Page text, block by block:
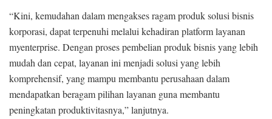
“Kini, kemudahan dalam mengakses ragam produk solusi bisnis
korporasi, dapat terpenuhi melalui kehadiran platform layanan
myenterprise. Dengan proses pembelian produk bisnis yang lebih
mudah dan cepat, layanan ini menjadi solusi yang lebih
komprehensif, yang mampu membantu perusahaan dalam
mendapatkan beragam pilihan layanan guna membantu
peningkatan produktivitasnya,” lanjutnya.